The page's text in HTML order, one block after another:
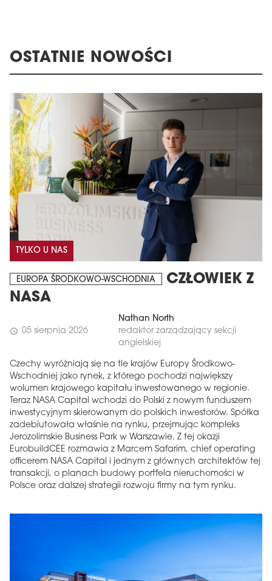
OSTATNIE NOWOŚCI
TYLKO U NAS
EUROPA ŚRODKOWO-WSCHODNIA
CZŁOWIEK Z
NASA
schedule 05 sierpnia 2026
Nathan North
redaktor zarządzający sekcji
angielskiej
Czechy wyróżniają się na tle krajów Europy Środkowo-
Wschodniej jako rynek, z którego pochodzi największy
wolumen krajowego kapitału inwestowanego w regionie.
Teraz NASA Capital wchodzi do Polski z nowym funduszem
inwestycyjnym skierowanym do polskich inwestorów. Spółka
zadebiutowała właśnie na rynku, przejmując kompleks
Jerozolimskie Business Park w Warszawie. Z tej okazji
EurobuildCEE rozmawia z Marcem Safarim, chief operating
officerem NASA Capital i jednym z głównych architektów tej
transakcji, o planach budowy portfela nieruchomości w
Polsce oraz dalszej strategii rozwoju firmy na tym rynku.